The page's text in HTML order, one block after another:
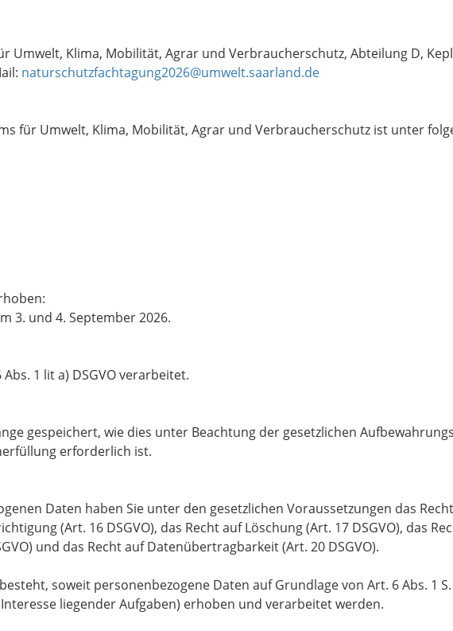
Umwelt, Klima, Mobilität, Agrar und Verbraucherschutz, Abteilung D,
naturschutzfachtagung2026@umwelt.saarland.de
für Umwelt, Klima, Mobilität, Agrar und Verbraucherschutz ist unter
3. und 4. September 2026.
1 lit a) DSGVO verarbeitet.
gespeichert, wie dies unter Beachtung der gesetzlichen
erforderlich ist.
Daten haben Sie unter den gesetzlichen Voraussetzungen das
(Art. 16 DSGVO), das Recht auf Löschung (Art. 17 DSGVO), das
und das Recht auf Datenübertragbarkeit (Art. 20 DSGVO).
soweit personenbezogene Daten auf Grundlage von Art. 6 Abs. 1
liegender Aufgaben) erhoben und verarbeitet werden.